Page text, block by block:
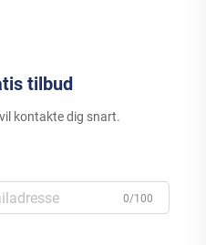
tilbud
kontakte dig snart.
0/100